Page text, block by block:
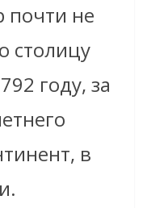
почти не
столицу
году, за
в